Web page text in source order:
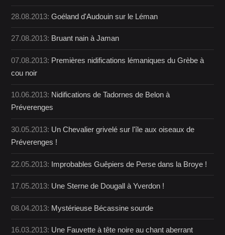
28.08.2013:Goéland d'Audouin sur le Léman
27.08.2013: Bruant nain à Jaman
07.08.2013: Premières nidifications lémaniques du Grèbe à
cou noir
10.06.2013: Nidifications de Tadornes de Belon à
Préverenges
30.05.2013: Un Chevalier grivelé sur l'île aux oiseaux de
Préverenges !
22.05.2013: Improbables Guêpiers de Perse dans la Broye !
17.05.2013: Une Sterne de Dougall à Yverdon !
08.04.2013: Mystérieuse Bécassine sourde
16.03.2013: Une Fauvette à tête noire au chant aberrant